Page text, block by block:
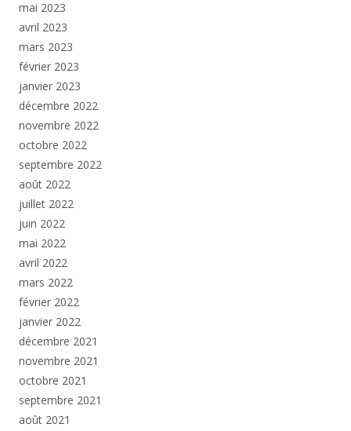
mai 2023
avril 2023
mars 2023
février 2023
janvier 2023
décembre 2022
novembre 2022
octobre 2022
septembre 2022
août 2022
juillet 2022
juin 2022
mai 2022
avril 2022
mars 2022
février 2022
janvier 2022
décembre 2021
novembre 2021
octobre 2021
septembre 2021
août 2021